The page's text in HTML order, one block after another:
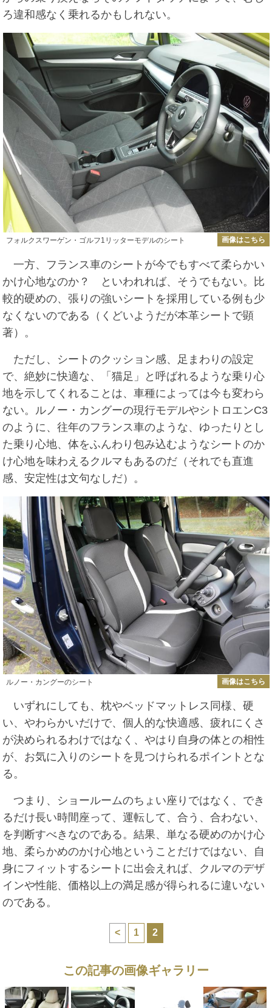
ろ違和感なく乗れるかもしれない。
フォルクスワーゲン・ゴルフ1リッターモデルのシート 画像はこちら
一方、フランス車のシートが今でもすべて柔らかい
かけ心地なのか？ といわれれば、そうでもない。比
較的硬めの、張りの強いシートを採用している例も少
なくないのである（くどいようだが本革シートで顕
著）。
ただし、シートのクッション感、足まわりの設定
で、絶妙に快適な、「猫足」と呼ばれるような乗り心
地を示してくれることは、車種によっては今も変わら
ない。ルノー・カングーの現行モデルやシトロエンC3
のように、往年のフランス車のような、ゆったりとし
た乗り心地、体をふんわり包み込むようなシートのか
け心地を味わえるクルマもあるのだ（それでも直進
感、安定性は文句なしだ）。
ルノー・カングーのシート 画像はこちら
いずれにしても、枕やベッドマットレス同様、硬
い、やわらかいだけで、個人的な快適感、疲れにくさ
が決められるわけではなく、やはり自身の体との相性
が、お気に入りのシートを見つけられるポイントとな
る。
つまり、ショールームのちょい座りではなく、でき
るだけ長い時間座って、運転して、合う、合わない、
を判断すべきなのである。結果、単なる硬めのかけ心
地、柔らかめのかけ心地ということだけではない、自
身にフィットするシートに出会えれば、クルマのデザ
インや性能、価格以上の満足感が得られるに違いない
のである。
< 1 2
この記事の画像ギャラリー